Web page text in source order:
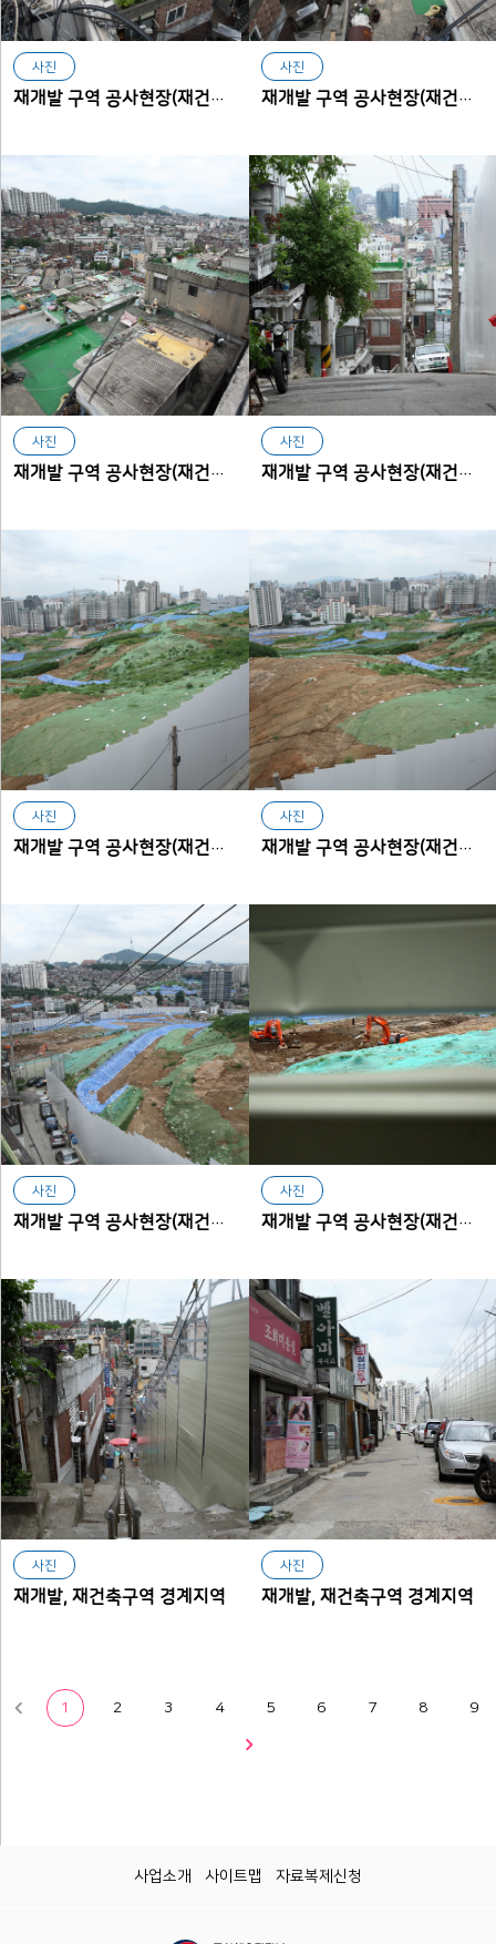
사진
재개발 구역 공사현장(재건축구역에서 본 아현동)
사진
재개발 구역 공사현장(재건축구역에서 본 아현동)
사진
재개발 구역 공사현장(재건축구역에서 본 아현동)
사진
재개발 구역 공사현장(재건축구역에서 본 아현동)
사진
재개발 구역 공사현장(재건축구역에서 본 아현동)
사진
재개발 구역 공사현장(재건축구역에서 본 아현동)
사진
재개발 구역 공사현장(재건축구역에서 본 아현동)
사진
재개발 구역 공사현장(재건축구역에서 본 아현동)
사진
재개발, 재건축구역 경계지역
사진
재개발, 재건축구역 경계지역
1 2 3 4 5 6 7 8 9
사업소개 사이트맵 자료복제신청